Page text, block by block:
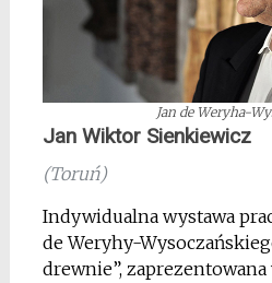
Jan de Weryha-
Jan Wiktor Sienkiewicz
(Toruń)
Indywidualna wystawa
de Weryhy-
drewnie”,